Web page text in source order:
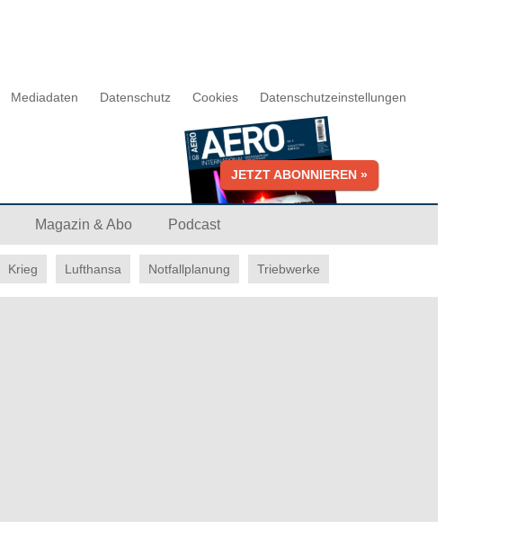
Mediadaten Datenschutz Cookies Datenschutzeinstellungen
JETZT ABONNIEREN »
Magazin & Abo Podcast
Krieg Lufthansa Notfallplanung Triebwerke